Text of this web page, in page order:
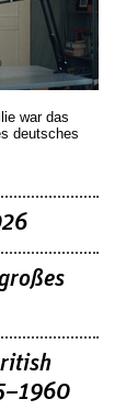
war das